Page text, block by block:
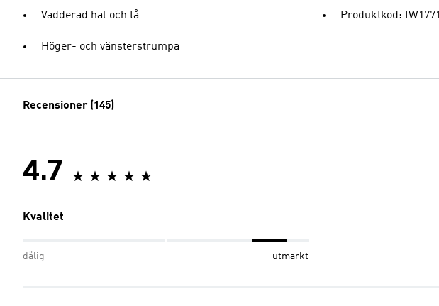
Vadderad häl och tå
Höger- och vänsterstrumpa
Produktkod: IW1771
Recensioner (145)
4.7
Kvalitet
dålig utmärkt